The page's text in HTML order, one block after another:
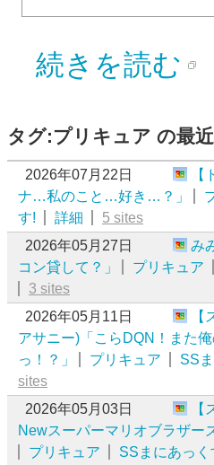
続きを読む
タグ:プリキュア の最
2026年07月22日
ナ…私のこと…好き…？」
す!
詳細
5 sites
2026年05月27日
み
コン貸して？」
プリキュア
3 sites
2026年05月11日
アサニー)「こらDQN！また
っ！？」
プリキュア SS
sites
2026年05月03日
Newスーパーマリオブラザー
プリキュア
SSまにあっく